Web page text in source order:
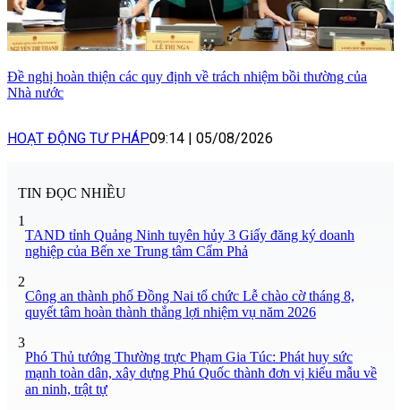
Đề nghị hoàn thiện các quy định về trách nhiệm bồi thường của
Nhà nước
HOẠT ĐỘNG TƯ PHÁP09:14 05/08/2026
TIN ĐỌC NHIỀU
1
TAND tỉnh Quảng Ninh tuyên hủy 3 Giấy đăng ký doanh
nghiệp của Bến xe Trung tâm Cẩm Phả
2
Công an thành phố Đồng Nai tổ chức Lễ chào cờ tháng 8,
quyết tâm hoàn thành thắng lợi nhiệm vụ năm 2026
3
Phó Thủ tướng Thường trực Phạm Gia Túc: Phát huy sức
mạnh toàn dân, xây dựng Phú Quốc thành đơn vị kiểu mẫu về
an ninh, trật tự